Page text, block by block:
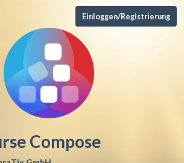
Einloggen/Registrierung
Compose